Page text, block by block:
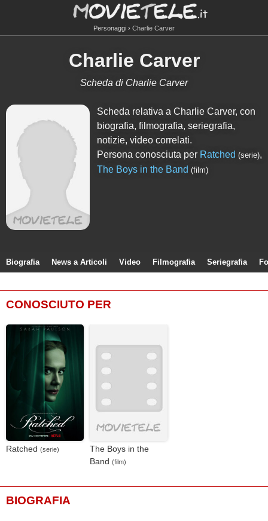
Personaggi Charlie Carver
Charlie Carver
Scheda di Charlie Carver
Scheda relativa a Charlie Carver, con
biografia, filmografia, seriegrafia,
notizie, video correlati.
Persona conosciuta per Ratched (serie),
The Boys in the Band (film)
Biografia News a Articoli Video Filmografia Seriegrafia
CONOSCIUTO PER
Ratched (serie)
The Boys in the
Band (film)
BIOGRAFIA